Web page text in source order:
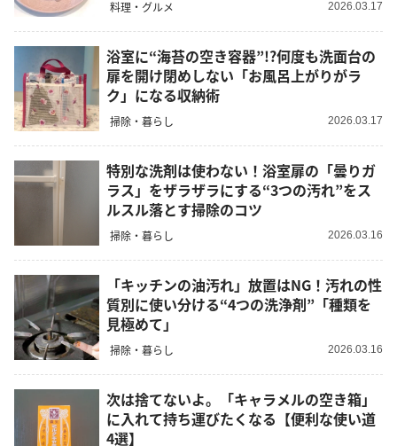
料理・グルメ 2026.03.17
浴室に“海苔の空き容器”!?何度も洗面台の
扉を開け閉めしない「お風呂上がりがラ
ク」になる収納術
掃除・暮らし 2026.03.17
特別な洗剤は使わない！浴室扉の「曇りガ
ラス」をザラザラにする“3つの汚れ”をス
ルスル落とす掃除のコツ
掃除・暮らし 2026.03.16
「キッチンの油汚れ」放置はNG！汚れの性
質別に使い分ける“4つの洗浄剤”「種類を
見極めて」
掃除・暮らし 2026.03.16
次は捨てないよ。「キャラメルの空き箱」
に入れて持ち運びたくなる【便利な使い道
4選】